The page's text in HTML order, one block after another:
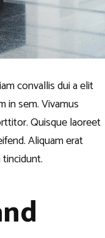
convallis dui a elit
in sem. Vivamus
Quisque laoreet
Aliquam erat